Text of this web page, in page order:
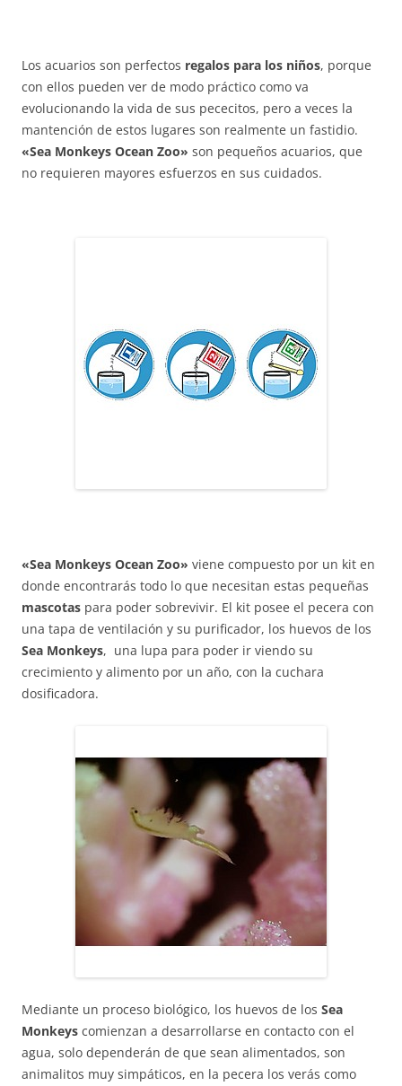
Los acuarios son perfectos regalos para los niños, porque
con ellos pueden ver de modo práctico como va
evolucionando la vida de sus pececitos, pero a veces la
mantención de estos lugares son realmente un fastidio.
«Sea Monkeys Ocean Zoo» son pequeños acuarios, que
no requieren mayores esfuerzos en sus cuidados.
«Sea Monkeys Ocean Zoo» viene compuesto por un kit en
donde encontrarás todo lo que necesitan estas pequeñas
mascotas para poder sobrevivir. El kit posee el pecera con
una tapa de ventilación y su purificador, los huevos de los
Sea Monkeys, una lupa para poder ir viendo su
crecimiento y alimento por un año, con la cuchara
dosificadora.
Mediante un proceso biológico, los huevos de los Sea
Monkeys comienzan a desarrollarse en contacto con el
agua, solo dependerán de que sean alimentados, son
animalitos muy simpáticos, en la pecera los verás como